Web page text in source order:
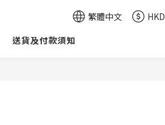
繁體中文
HKD
送貨及付款須知